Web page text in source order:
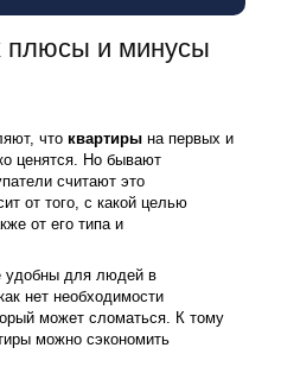
плюсы и минусы
что квартиры на первых и
ценятся. Но бывают
считают это
от того, с какой целью
от его типа и
удобны для людей в
нет необходимости
может сломаться. К тому
можно сэкономить